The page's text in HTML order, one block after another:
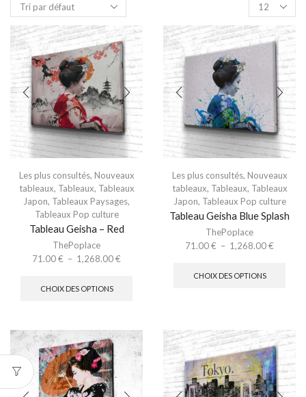
Les plus consultés, Nouveaux
tableaux, Tableaux, Tableaux
Japon, Tableaux Paysages,
Tableaux Pop culture
Tableau Geisha – Red
ThePoplace
71.00€ – 1,268.00€
CHOIX DES OPTIONS
Les plus consultés, Nouveaux
tableaux, Tableaux, Tableaux
Japon, Tableaux Pop culture
Tableau Geisha Blue Splash
ThePoplace
71.00€ – 1,268.00€
CHOIX DES OPTIONS